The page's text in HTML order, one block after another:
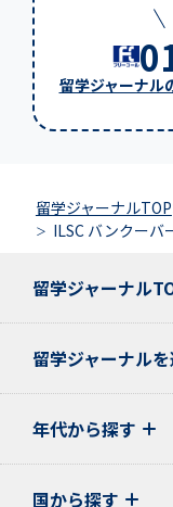
留学ジャーナル
留学ジャーナルTOP
ILSC バンクーバ
留学ジャーナル
留学ジャーナル
年代から探す
国から探す